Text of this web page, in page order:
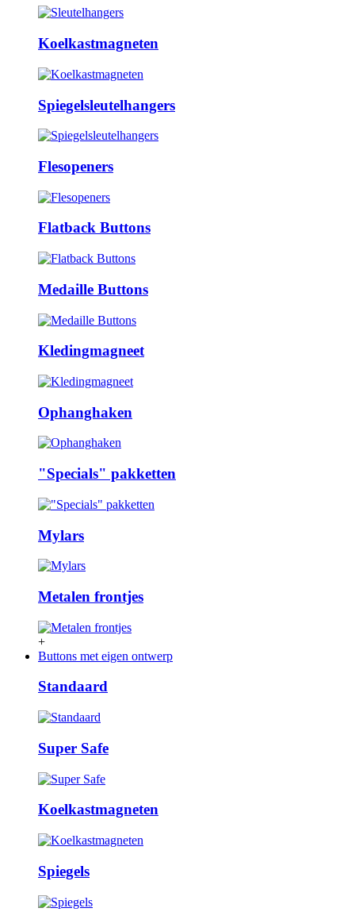
Koelkastmagneten
Spiegelsleutelhangers
Flesopeners
Flatback Buttons
Medaille Buttons
Kledingmagneet
Ophanghaken
"Specials" pakketten
Mylars
Metalen frontjes
+
Buttons met eigen ontwerp
Standaard
Super Safe
Koelkastmagneten
Spiegels